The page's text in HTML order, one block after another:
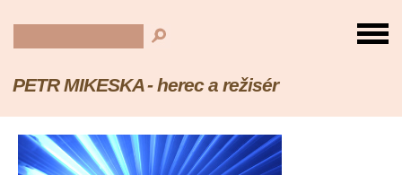
PETR MIKESKA - herec a režisér